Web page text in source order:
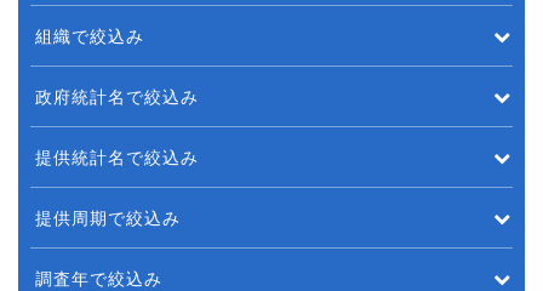
組織で絞込み
政府統計名で絞込み
提供統計名で絞込み
提供周期で絞込み
調査年で絞込み